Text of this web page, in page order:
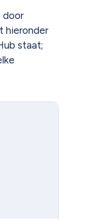
door
hieronder
staat;